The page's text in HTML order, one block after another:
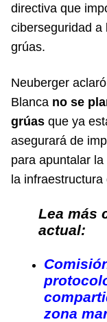
directiva que
ciberseguridad a
grúas.
Neuberger
Blanca no se
grúas que ya
asegurará de
para apuntalar
la
Lea más
actual:
zona